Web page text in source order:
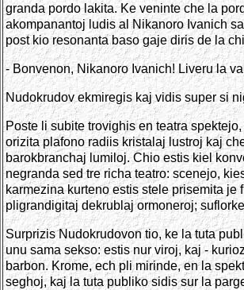
granda pordo lakita. Ke veninte che la
akompanantoj ludis al Nikanoro Ivanich
post kio resonanta baso gaje diris de la
- Bonvenon, Nikanoro Ivanich! Liveru la
Nudokrudov ekmiregis kaj vidis super si
Poste li subite trovighis en teatra
orizita plafono radiis kristalaj lustroj kaj
barokbranchaj lumiloj. Chio estis kiel
negranda sed tre richa teatro: scenejo,
karmezina kurteno estis stele prisemita je
pligrandigitaj dekrublaj ormoneroj;
Surprizis Nudokrudovon tio, ke la tuta
unu sama sekso: estis nur viroj, kaj -
barbon. Krome, ech pli mirinde, en la
seghoj, kaj la tuta publiko sidis sur la